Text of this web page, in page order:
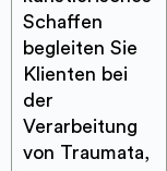
Schaffen
begleiten Sie
Klienten bei
der
Verarbeitung
von Traumata,